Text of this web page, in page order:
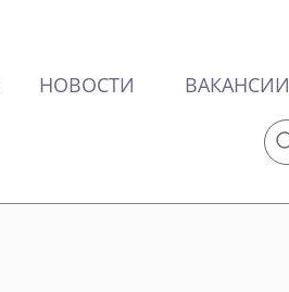
НОВОСТИ ВАКАНСИИ